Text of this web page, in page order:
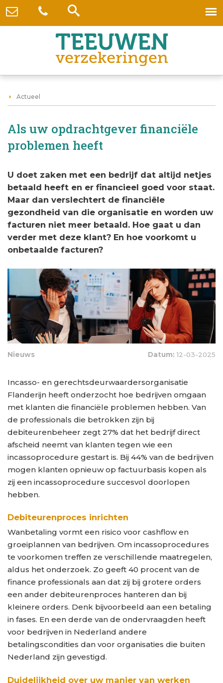
Actueel
Als uw opdrachtgever financiële
problemen heeft
U doet zaken met een bedrijf dat altijd netjes
betaald heeft en er financieel goed voor staat.
Maar dan verslechtert de financiële
gezondheid van die organisatie en worden uw
facturen niet meer betaald. Hoe gaat u dan
verder met deze klant? En hoe voorkomt u
onbetaalde facturen?
Nieuws Datum:12-03-2025
Incasso- en gerechtsdeurwaardersorganisatie
Flanderijn heeft onderzocht hoe bedrijven omgaan
met klanten die financiële problemen hebben. Van
de professionals die betrokken zijn bij
debiteurenbeheer zegt 27% dat het bedrijf direct
afscheid neemt van klanten tegen wie een
incassoprocedure gestart is. Bij 44% van de bedrijven
mogen klanten opnieuw op factuurbasis kopen als
zij een incassoprocedure succesvol doorlopen
hebben.
Debiteurenproces inrichten
Wanbetaling vormt een risico voor cashflow en
groeiplannen van bedrijven. Om incassoprocedures
te voorkomen treffen ze verschillende maatregelen,
aldus het onderzoek. Zo geeft 40 procent van de
finance professionals aan dat zij bij grotere orders
een ander debiteurenproces hanteren dan bij
kleinere orders. Denk bijvoorbeeld aan een betaling
in fases. En een derde van de ondervraagden heeft
voor bedrijven in Nederland andere
betalingscondities dan voor organisaties die buiten
Nederland zijn gevestigd.
Duidelijkheid over uw manier van werken